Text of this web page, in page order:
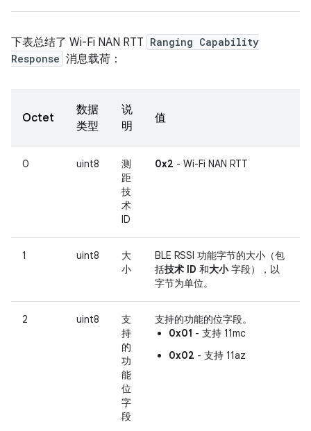
下表总结了 Wi-Fi NAN RTT Ranging Capability
Response 消息载荷：
Octet
数据
类型
说
明
值
0 uint8
测
距
技
术
ID
0x2 - Wi-Fi NAN RTT
1 uint8
大
小
BLE RSSI 功能字节的大小（包
括技术 ID 和大小字段），以
字节为单位。
2 uint8
支
持
的
功
能
位
字
段
支持的功能的位字段。
0x01 - 支持 11mc
0x02 - 支持 11az